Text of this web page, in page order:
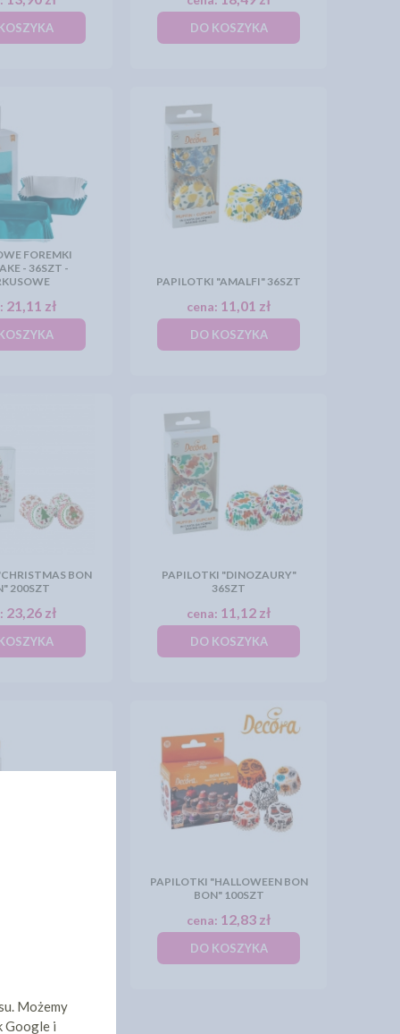
DO KOSZYKA
FOREMKI
- 36SZT -
21,11 zł
PAPILOTKI "AMALFI" 36SZT
cena: 11,01 zł
DO KOSZYKA
BON
200SZT
23,26 zł
PAPILOTKI "DINOZAURY"
36SZT
cena: 11,12 zł
DO KOSZYKA
PAPILOTKI "HALLOWEEN BON
BON" 100SZT
cena: 12,83 zł
DO KOSZYKA
Możemy
Google i